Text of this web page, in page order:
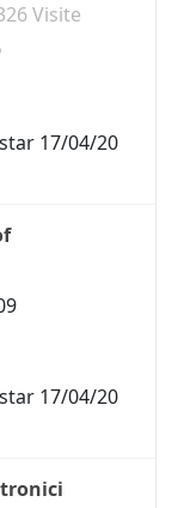
Visite
17/04/20
17/04/20